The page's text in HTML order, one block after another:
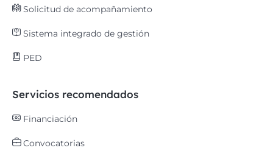
Solicitud de acompañamiento
Sistema integrado de gestión
PED
Servicios recomendados
Financiación
Convocatorias